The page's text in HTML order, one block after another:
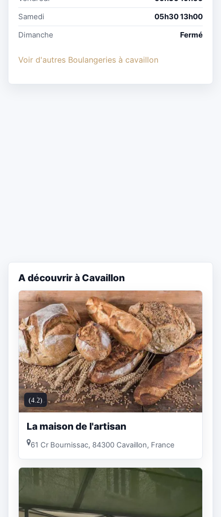
Samedi
05h30 13h00
Dimanche
Fermé
Voir d'autres Boulangeries à cavaillon
A découvrir à Cavaillon
(4.2)
La maison de l'artisan
61 Cr Bournissac, 84300 Cavaillon, France